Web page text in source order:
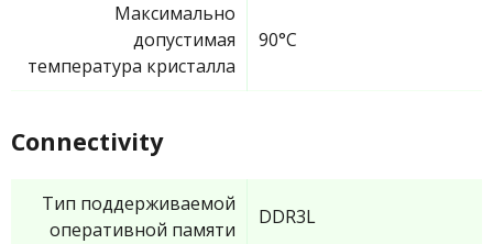
Максимально
допустимая
температура кристалла
90°C
Connectivity
Тип поддерживаемой
оперативной памяти
DDR3L